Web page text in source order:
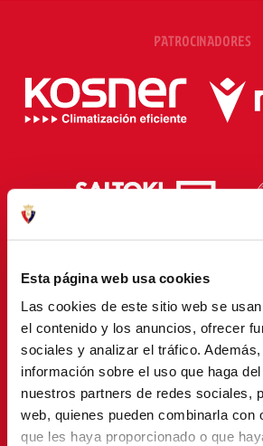
Esta página web usa cookies
Las cookies de este sitio web se
el contenido y los anuncios, ofrecer
sociales y analizar el tráfico.
información sobre el uso que haga
nuestros partners de redes sociales,
web, quienes pueden combinarla con
que les haya proporcionado o que
PATROCINADORES